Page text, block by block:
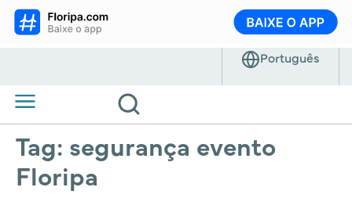
Tag: segurança evento
Floripa